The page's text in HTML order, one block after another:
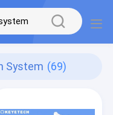
System (69)